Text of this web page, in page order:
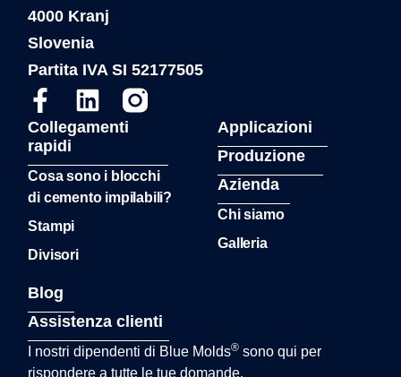
4000 Kranj
Slovenia
Partita IVA SI 52177505
Collegamenti
rapidi
Cosa sono i blocchi
di cemento impilabili?
Stampi
Divisori
Applicazioni
Produzione
Azienda
Chi siamo
Galleria
Blog
Assistenza clienti
I nostri dipendenti di Blue Molds® sono qui per
rispondere a tutte le tue domande.